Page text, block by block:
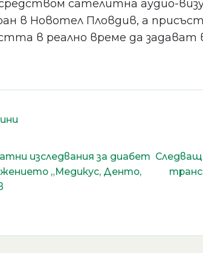
сателитна аудио-
в Новотел Пловдив, а
в реално време да задават
изследвания за диабет
„Медикус, Денто,